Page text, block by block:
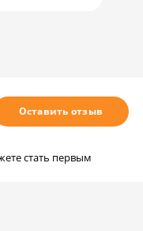
Оставить отзыв
стать первым